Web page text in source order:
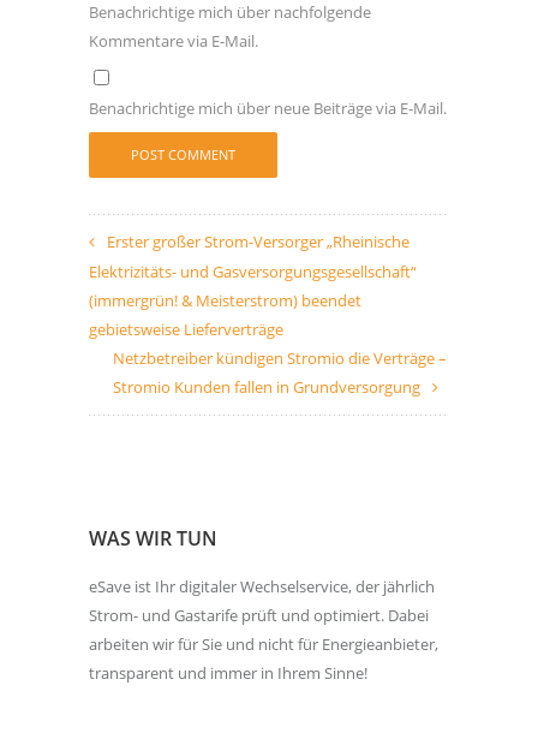
Benachrichtige mich über nachfolgende
Kommentare via E-Mail.
Benachrichtige mich über neue Beiträge via E-Mail.
Erster großer Strom-Versorger „Rheinische
Elektrizitäts- und Gasversorgungsgesellschaft“
(immergrün! & Meisterstrom) beendet
gebietsweise Lieferverträge
Netzbetreiber kündigen Stromio die Verträge –
Stromio Kunden fallen in Grundversorgung
WAS WIR TUN
eSave ist Ihr digitaler Wechselservice, der jährlich
Strom- und Gastarife prüft und optimiert. Dabei
arbeiten wir für Sie und nicht für Energieanbieter,
transparent und immer in Ihrem Sinne!